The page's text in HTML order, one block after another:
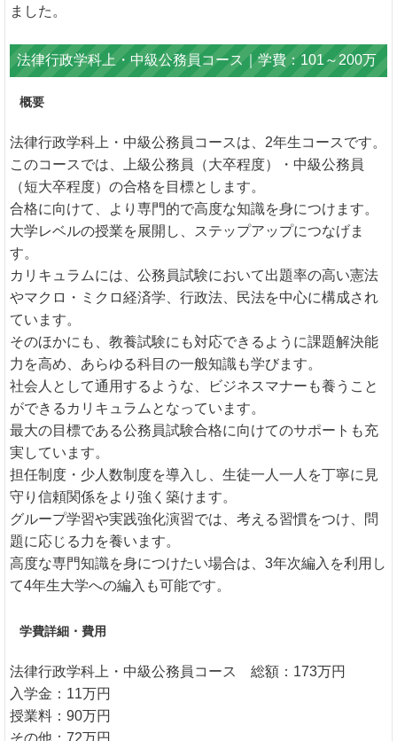
ました。
法律行政学科上・中級公務員コース｜学費：101～200万
概要
法律行政学科上・中級公務員コースは、2年生コースです。
このコースでは、上級公務員（大卒程度）・中級公務員
（短大卒程度）の合格を目標とします。
合格に向けて、より専門的で高度な知識を身につけます。
大学レベルの授業を展開し、ステップアップにつなげま
す。
カリキュラムには、公務員試験において出題率の高い憲法
やマクロ・ミクロ経済学、行政法、民法を中心に構成され
ています。
そのほかにも、教養試験にも対応できるように課題解決能
力を高め、あらゆる科目の一般知識も学びます。
社会人として通用するような、ビジネスマナーも養うこと
ができるカリキュラムとなっています。
最大の目標である公務員試験合格に向けてのサポートも充
実しています。
担任制度・少人数制度を導入し、生徒一人一人を丁寧に見
守り信頼関係をより強く築けます。
グループ学習や実践強化演習では、考える習慣をつけ、問
題に応じる力を養います。
高度な専門知識を身につけたい場合は、3年次編入を利用し
て4年生大学への編入も可能です。
学費詳細・費用
法律行政学科上・中級公務員コース 総額：173万円
入学金：11万円
授業料：90万円
その他：72万円